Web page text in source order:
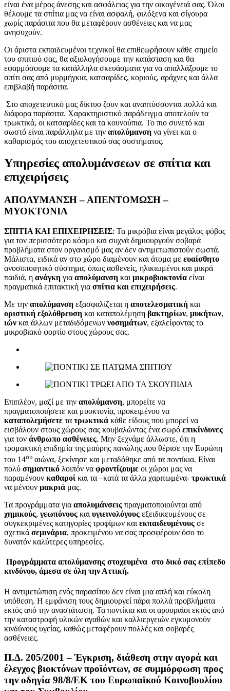
είναι ένα μέρος άνεσης και ασφάλειας για την οικογένειά σας. Όλοι
θέλουμε τα σπίτια μας να είναι ασφαλή, φιλόξενα και σίγουρα
χωρίς παράσιτα που θα μεταφέρουν ασθένειες και να μας
ανησυχούν.
Οι άριστα εκπαιδευμένοι τεχνικοί θα επιθεωρήσουν κάθε σημείο
του σπιτιού σας, θα αξιολογήσουμε την κατάσταση και θα
εφαρμόσουμε τα κατάλληλα σκευάσματα για να απαλλάξουμε το
σπίτι σας από μυρμήγκια, κατσαρίδες, κοριούς, αράχνες και άλλα
επιβλαβή παράσιτα.
Στο αποχετευτικό μας δίκτυο ζουν και αναπτύσσονται πολλά και
διάφορα παράσιτα. Χαρακτηριστικό παράδειγμα αποτελούν τα
τρωκτικά, οι κατσαρίδες και τα κουνούπια. Το πιο συνετό και
σωστό είναι παράλληλα με την απολύμανση να γίνει και ο
καθαρισμός του αποχετευτικού σας συστήματος.
Υπηρεσίες απολυμάνσεων σε σπίτια και
επιχειρήσεις
ΑΠΟΛΥΜΑΝΣΗ – ΑΠΕΝΤΟΜΩΣΗ –
ΜΥΟΚΤΟΝΙΑ
ΣΠΙΤΙΑ ΚΑΙ ΕΠΙΧΕΙΡΗΣΕΙΣ: Τα μικρόβια είναι μεγάλος φόβος
για τον περισσότερο κόσμο και συχνά δημιουργούν σοβαρά
προβλήματα στον οργανισμό μας αν δεν αντιμετωπιστούν σωστά.
Μάλιστα, ειδικά αν στο χώρο διαμένουν και άτομα με ευαίσθητο
ανοσοποιητικό σύστημα, όπως ασθενείς, ηλικιωμένοι και μικρά
παιδιά, η ανάγκη για απολύμανση και μικροβιοκτονία είναι
πραγματικά επιτακτική για σπίτια και επιχειρήσεις.
Με την απολύμανση εξασφαλίζεται η αποτελεσματική και
οριστική εξολόθρευση και καταπολέμηση βακτηρίων, μυκήτων,
ιών και άλλων μεταδιδόμενων νοσημάτων, εξαλείφοντας το
μικροβιακό φορτίο στους χώρους σας.
Επιπλέον, μαζί με την απολύμανση, μπορείτε να
πραγματοποιήσετε και μυοκτονία, προκειμένου να
καταπολεμήσετε τα τρωκτικά κάθε είδους που μπορεί να
εισβάλουν στους χώρους σας κουβαλώντας ένα σωρό επικίνδυνες
για τον άνθρωπο ασθένειες. Μην ξεχνάμε άλλωστε, ότι η
τρομακτική επιδημία της μαύρης πανώλης που θέρισε την Ευρώπη
του 14ου αιώνα, ξεκίνησε και μεταδόθηκε από τα ποντίκια. Είναι
πολύ σημαντικό λοιπόν να φροντίζουμε οι χώροι μας να
παραμένουν καθαροί και τα –κατά τα άλλα χαριτωμένα- τρωκτικά
να μένουν μακριά μας.
Τα προγράμματα για απολυμάνσεις πραγματοποιούνται από
χημικούς, γεωπόνους και υγιεινολόγους εξειδικευμένους σε
συγκεκριμένες κατηγορίες τροφίμων και εκπαιδευμένους σε
σχετικά σεμινάρια, προκειμένου να σας προσφέρουν όσο το
δυνατόν καλύτερες υπηρεσίες.
Προγράμματα απολύμανσης στοχευμένα στο δικό σας επίπεδο
κινδύνου, άμεσα σε όλη την Αττική.
Η αντιμετώπιση ενός παρασίτου δεν είναι μια απλή και εύκολη
υπόθεση. Η εμφάνιση τους δημιουργεί πάρα πολλά προβλήματα
εκτός από την αναστάτωση. Τα ποντίκια και οι αρουραίοι εκτός από
την καταστροφή υλικών αγαθών και καλλιεργειών εγκυμονούν
κινδύνους υγείας, καθώς μεταφέρουν πολλές και σοβαρές
ασθένειες.
Π.Δ. 205/2001 – Έγκριση, διάθεση στην αγορά και
έλεγχος βιοκτόνων προϊόντων, σε συμμόρφωση προς
την οδηγία 98/8/ΕΚ του Ευρωπαϊκού Κοινοβουλίου